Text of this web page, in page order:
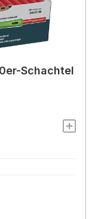
Schachtel